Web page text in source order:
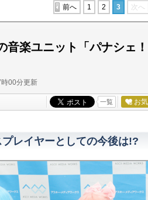
前へ 1 2 3 次へ
音楽ユニット「パナシェ
00分更新
一覧 お
レイヤーとしての今後は!?